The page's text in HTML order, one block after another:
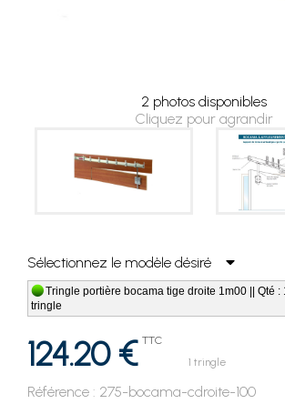
2 photos disponibles
Cliquez pour agrandir
Sélectionnez le modèle désiré
Tringle portière bocama tige droite 1m00 || Qté :
tringle
124.20 € TTC
1 tringle
Référence : 275-bocama-cdroite-100